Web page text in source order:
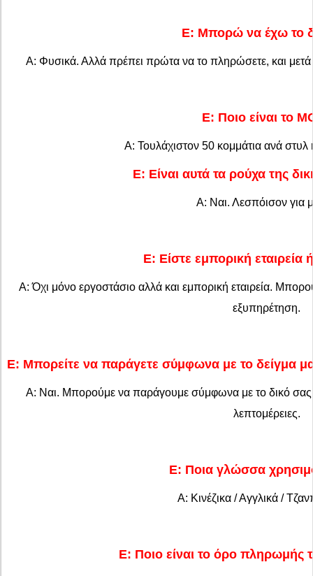
Ε: Μπορώ να έχω το
Α: Φυσικά. Αλλά πρέπει πρώτα να το πληρώσετε, και μετά
Ε: Ποιο είναι το
Α: Τουλάχιστον 50 κομμάτια ανά
Ε: Είναι αυτά τα ρούχα της
Α: Ναι. Λεσπόισον για
Ε: Είστε εμπορική εταιρεία
Α: Όχι μόνο εργοστάσιο αλλά και εμπορική εταιρεία.
εξυπηρέτηση.
Ε: Μπορείτε να παράγετε σύμφωνα με το δείγμα
Α: Ναι. Μπορούμε να παράγουμε σύμφωνα με το δικό σας
λεπτομέρειες.
Ε: Ποια γλώσσα
Α: Κινέζικα / Αγγλικά /
Ε: Ποιο είναι το όρο πληρωμής